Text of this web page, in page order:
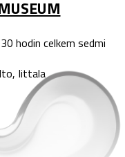
hodin celkem sedmi
Iittala